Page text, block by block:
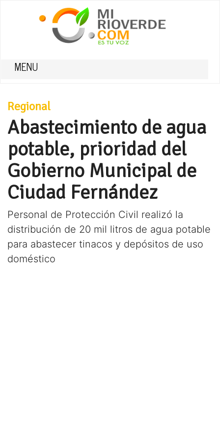
MENU
Regional
Abastecimiento de agua
potable, prioridad del
Gobierno Municipal de
Ciudad Fernández
Personal de Protección Civil realizó la
distribución de 20 mil litros de agua potable
para abastecer tinacos y depósitos de uso
doméstico